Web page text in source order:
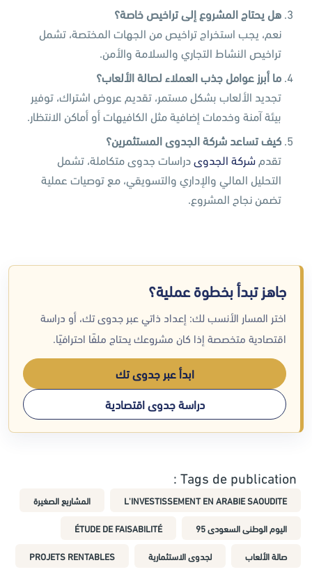
هل يحتاج المشروع إلى تراخيص خاصة؟
نعم، يجب استخراج تراخيص من الجهات المختصة، تشمل
تراخيص النشاط التجاري والسلامة والأمن.
ما أبرز عوامل جذب العملاء لصالة الألعاب؟
تجديد الألعاب بشكل مستمر، تقديم عروض اشتراك، توفير
بيئة آمنة وخدمات إضافية مثل الكافيهات أو أماكن الانتظار.
كيف تساعد شركة الجدوى المستثمرين؟
تقدمشركة الجدوىدراسات جدوى متكاملة، تشمل
التحليل المالي والإداري والتسويقي، مع توصيات عملية
تضمن نجاح المشروع.
جاهز تبدأ بخطوة عملية؟
اختر المسار الأنسب لك: إعداد ذاتي عبر جدوى تك، أو دراسة
اقتصادية متخصصة إذا كان مشروعك يحتاج ملفًا احترافيًا.
ابدأ عبر جدوى تك
دراسة جدوى اقتصادية
Tags de publication :
L'INVESTISSEMENT EN ARABIE SAOUDITE
المشاريع الصغيرة
اليوم الوطنى السعودى 95
ÉTUDE DE FAISABILITÉ
صالة الألعاب
لجدوى الاستثمارية PROJETS RENTABLES